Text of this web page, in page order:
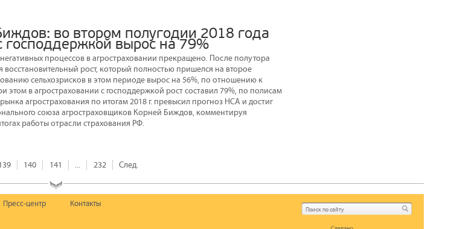
во втором полугодии 2018 года
господдержкой вырос на 79%
процессов в агростраховании прекращено. После полутора
рост, который полностью пришелся на второе
сельхозрисков в этом периоде вырос на 56%, по отношению к
этом в агростраховании с господдержкой рост составил 79%, по полисам
агрострахования по итогам 2018 г. превысил прогноз НСА и достиг
союза агростраховщиков Корней Биждов, комментируя
работы отрасли страхования РФ.
140 141 ... 232 След.
Пресс-центр Контакты